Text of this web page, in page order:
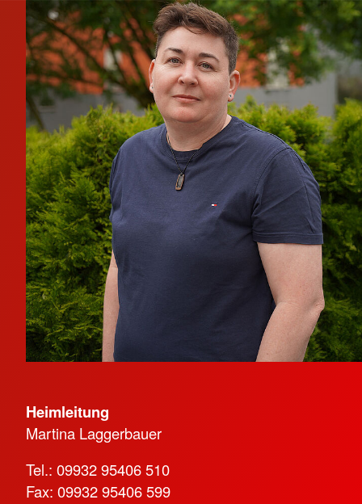
Heimleitung
Martina Laggerbauer
Tel.: 09932 95406 510
Fax: 09932 95406 599